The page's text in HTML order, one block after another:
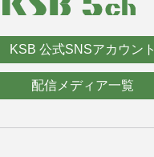
KSB 公式SNSアカウント
配信メディア一覧